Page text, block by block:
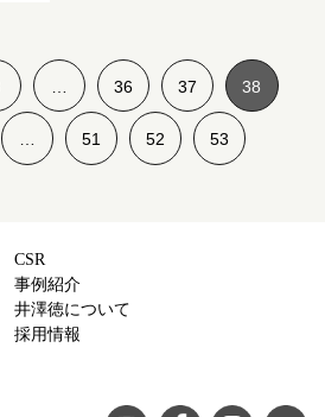
… 36 37 38
… 51 52 53
CSR
事例紹介
井澤徳について
採用情報